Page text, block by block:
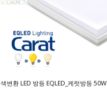
색변환 LED 방등 EQLED_케럿방등 50W